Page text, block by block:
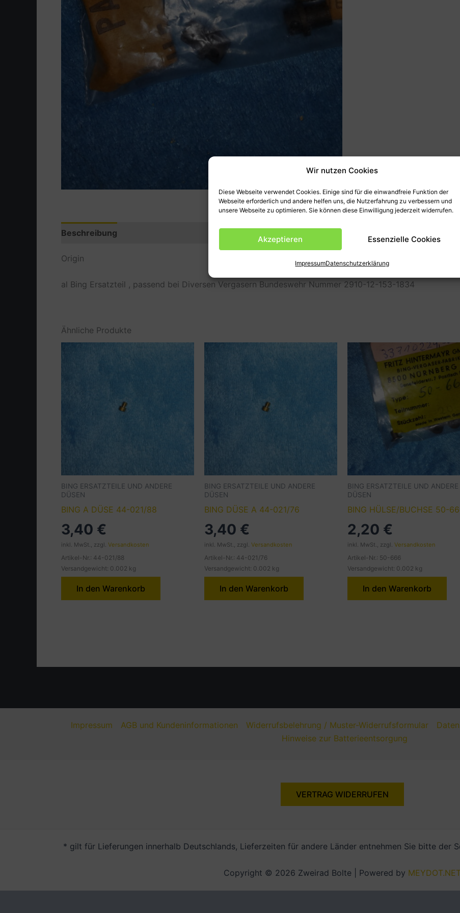
Wir nutzen Cookies
Diese Webseite verwendet Cookies. Einige sind für die einwandfreie Funktion der
Webseite erforderlich und andere helfen uns, die Nutzerfahrung zu verbessern und
unsere Webseite zu optimieren. Sie können diese Einwilligung jederzeit widerrufen.
Akzeptieren Essenzielle Cookies
ImpressumDatenschutzerklärung
Beschreibung Zusätzliche Informationen Produktsicherheit (GPSR)
Origin
al Bing Ersatzteil , passend bei Diversen Vergasern Bundeswehr Nummer 2910-12-153-1834
Ähnliche Produkte
BING ERSATZTEILE UND ANDERE
DÜSEN
BING A DÜSE 44-021/88
3,40 €
inkl. MwSt., zzgl. Versandkosten
Artikel-Nr.: 44-021/88
Versandgewicht: 0.002 kg
In den Warenkorb
BING ERSATZTEILE UND ANDERE
DÜSEN
BING DÜSE A 44-021/76
3,40 €
inkl. MwSt., zzgl. Versandkosten
Artikel-Nr.: 44-021/76
Versandgewicht: 0.002 kg
In den Warenkorb
BING ERSATZTEILE UND ANDERE
DÜSEN
BING HÜLSE/BUCHSE 50-
2,20 €
inkl. MwSt., zzgl. Versandkosten
Artikel-Nr.: 50-666
Versandgewicht: 0.002 kg
In den Warenkorb
Impressum AGB und Kundeninformationen Widerrufsbelehrung / Muster-Widerrufsformular
Hinweise zur Batterieentsorgung
VERTRAG WIDERRUFEN
* gilt für Lieferungen innerhalb Deutschlands, Lieferzeiten für andere Länder entnehmen Sie bitte der
Copyright © 2026 Zweirad Bolte | Powered by MEYDOT.NET